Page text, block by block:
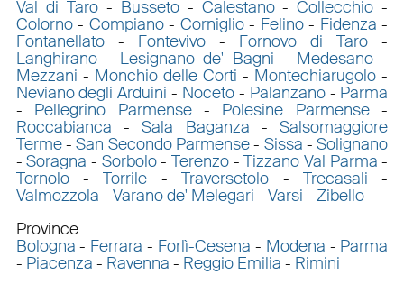
Val di Taro- Busseto- Calestano-Collecchio -
Colorno- Compiano- Corniglio- Felino- Fidenza -
Fontanellato- Fontevivo- Fornovo di Taro -
Langhirano- Lesignano de' Bagni - Medesano -
Mezzani - Monchio delle Corti - Montechiarugolo -
Neviano degli Arduini - Noceto- Palanzano- Parma
- Pellegrino Parmense- Polesine Parmense-
Roccabianca -Sala Baganza -Salsomaggiore
Terme-San Secondo Parmense- Sissa -Solignano
-Soragna - Sorbolo- Terenzo-Tizzano Val Parma -
Tornolo-Torrile -Traversetolo -Trecasali -
Valmozzola - Varano de' Melegari - Varsi - Zibello
Province
Bologna - Ferrara - Forlì-Cesena - Modena - Parma
- Piacenza - Ravenna - Reggio Emilia - Rimini